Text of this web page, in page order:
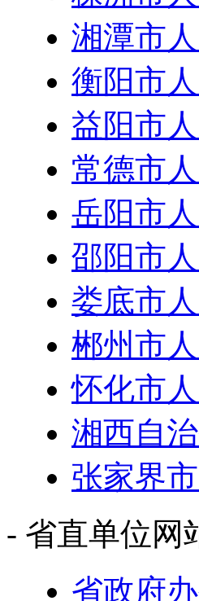
湘潭市
衡阳市
益阳市
常德市
岳阳市
邵阳市
娄底市
郴州市
怀化市
湘西自
张家界
- 省直单位网
省政府